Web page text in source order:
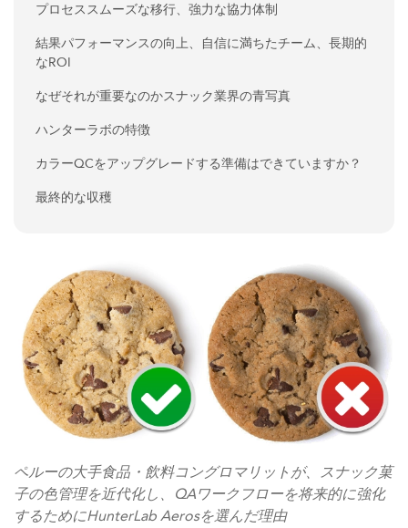
プロセススムーズな移行、強力な協力体制
結果パフォーマンスの向上、自信に満ちたチーム、長期的
なROI
なぜそれが重要なのかスナック業界の青写真
ハンターラボの特徴
カラーQCをアップグレードする準備はできていますか？
最終的な収穫
ペルーの大手食品・飲料コングロマリットが、スナック菓
子の色管理を近代化し、QAワークフローを将来的に強化
するためにHunterLab Aerosを選んだ理由